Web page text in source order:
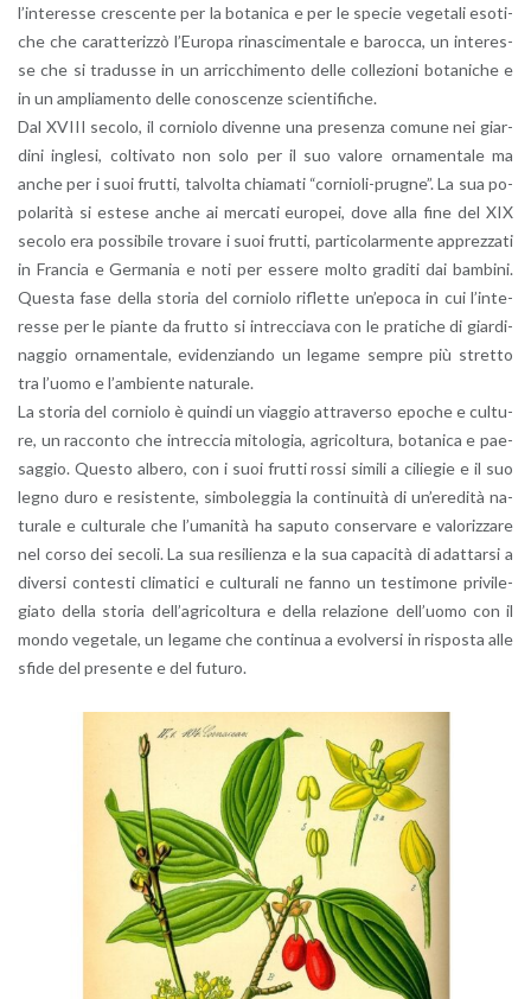
l’in­te­res­se cre­scen­te per la bo­ta­ni­ca e per le spe­cie ve­ge­ta­li eso­ti­
che che ca­rat­te­riz­zò l’Eu­ro­pa ri­na­sci­men­ta­le e ba­roc­ca, un in­te­res­
se che si tra­dus­se in un ar­ric­chi­men­to delle col­le­zio­ni bo­ta­ni­che e
in un am­plia­men­to delle co­no­scen­ze scien­ti­fi­che.
Dal XVIII se­co­lo, il cor­nio­lo di­ven­ne una pre­sen­za co­mu­ne nei giar­
di­ni in­gle­si, col­ti­va­to non solo per il suo va­lo­re or­na­men­ta­le ma
anche per i suoi frut­ti, tal­vol­ta chia­ma­ti “cor­nio­li-pru­gne”. La sua po­
po­la­ri­tà si este­se anche ai mer­ca­ti eu­ro­pei, dove alla fine del XIX
se­co­lo era pos­si­bi­le tro­va­re i suoi frut­ti, par­ti­co­lar­men­te ap­prez­za­ti
in Fran­cia e Ger­ma­nia e noti per es­se­re molto gra­di­ti dai bam­bi­ni.
Que­sta fase della sto­ria del cor­nio­lo ri­flet­te un’e­po­ca in cui l’in­te­
res­se per le pian­te da frut­to si in­trec­cia­va con le pra­ti­che di giar­di­
nag­gio or­na­men­ta­le, evi­den­zian­do un le­ga­me sem­pre più stret­to
tra l’uo­mo e l’am­bien­te na­tu­ra­le.
La sto­ria del cor­nio­lo è quin­di un viag­gio at­tra­ver­so epo­che e cul­tu­
re, un rac­con­to che in­trec­cia mi­to­lo­gia, agri­col­tu­ra, bo­ta­ni­ca e pae­
sag­gio. Que­sto al­be­ro, con i suoi frut­ti rossi si­mi­li a ci­lie­gie e il suo
legno duro e re­si­sten­te, sim­bo­leg­gia la con­ti­nui­tà di un’e­re­di­tà na­
tu­ra­le e cul­tu­ra­le che l’u­ma­ni­tà ha sa­pu­to con­ser­va­re e va­lo­riz­za­re
nel corso dei se­co­li. La sua re­si­lien­za e la sua ca­pa­ci­tà di adat­tar­si a
di­ver­si con­te­sti cli­ma­ti­ci e cul­tu­ra­li ne fanno un te­sti­mo­ne pri­vi­le­
gia­to della sto­ria del­l’a­gri­col­tu­ra e della re­la­zio­ne del­l’uo­mo con il
mondo ve­ge­ta­le, un le­ga­me che con­ti­nua a evol­ver­si in ri­spo­sta alle
sfide del pre­sen­te e del fu­tu­ro.